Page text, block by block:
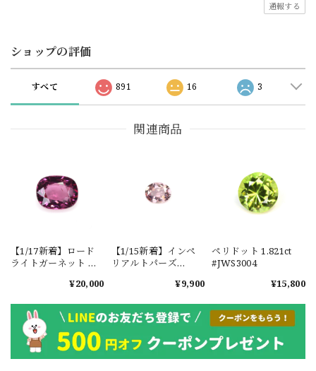
通報する
ショップの評価
すべて 891 16 3
関連商品
【1/17新着】ロード
ライトガーネット タ
1.601ct【ソーティン
¥20,000
【1/15新着】インペ
リアルトパーズ
¥9,900
ペリドット 1.821ct
#JWS3004
¥15,800